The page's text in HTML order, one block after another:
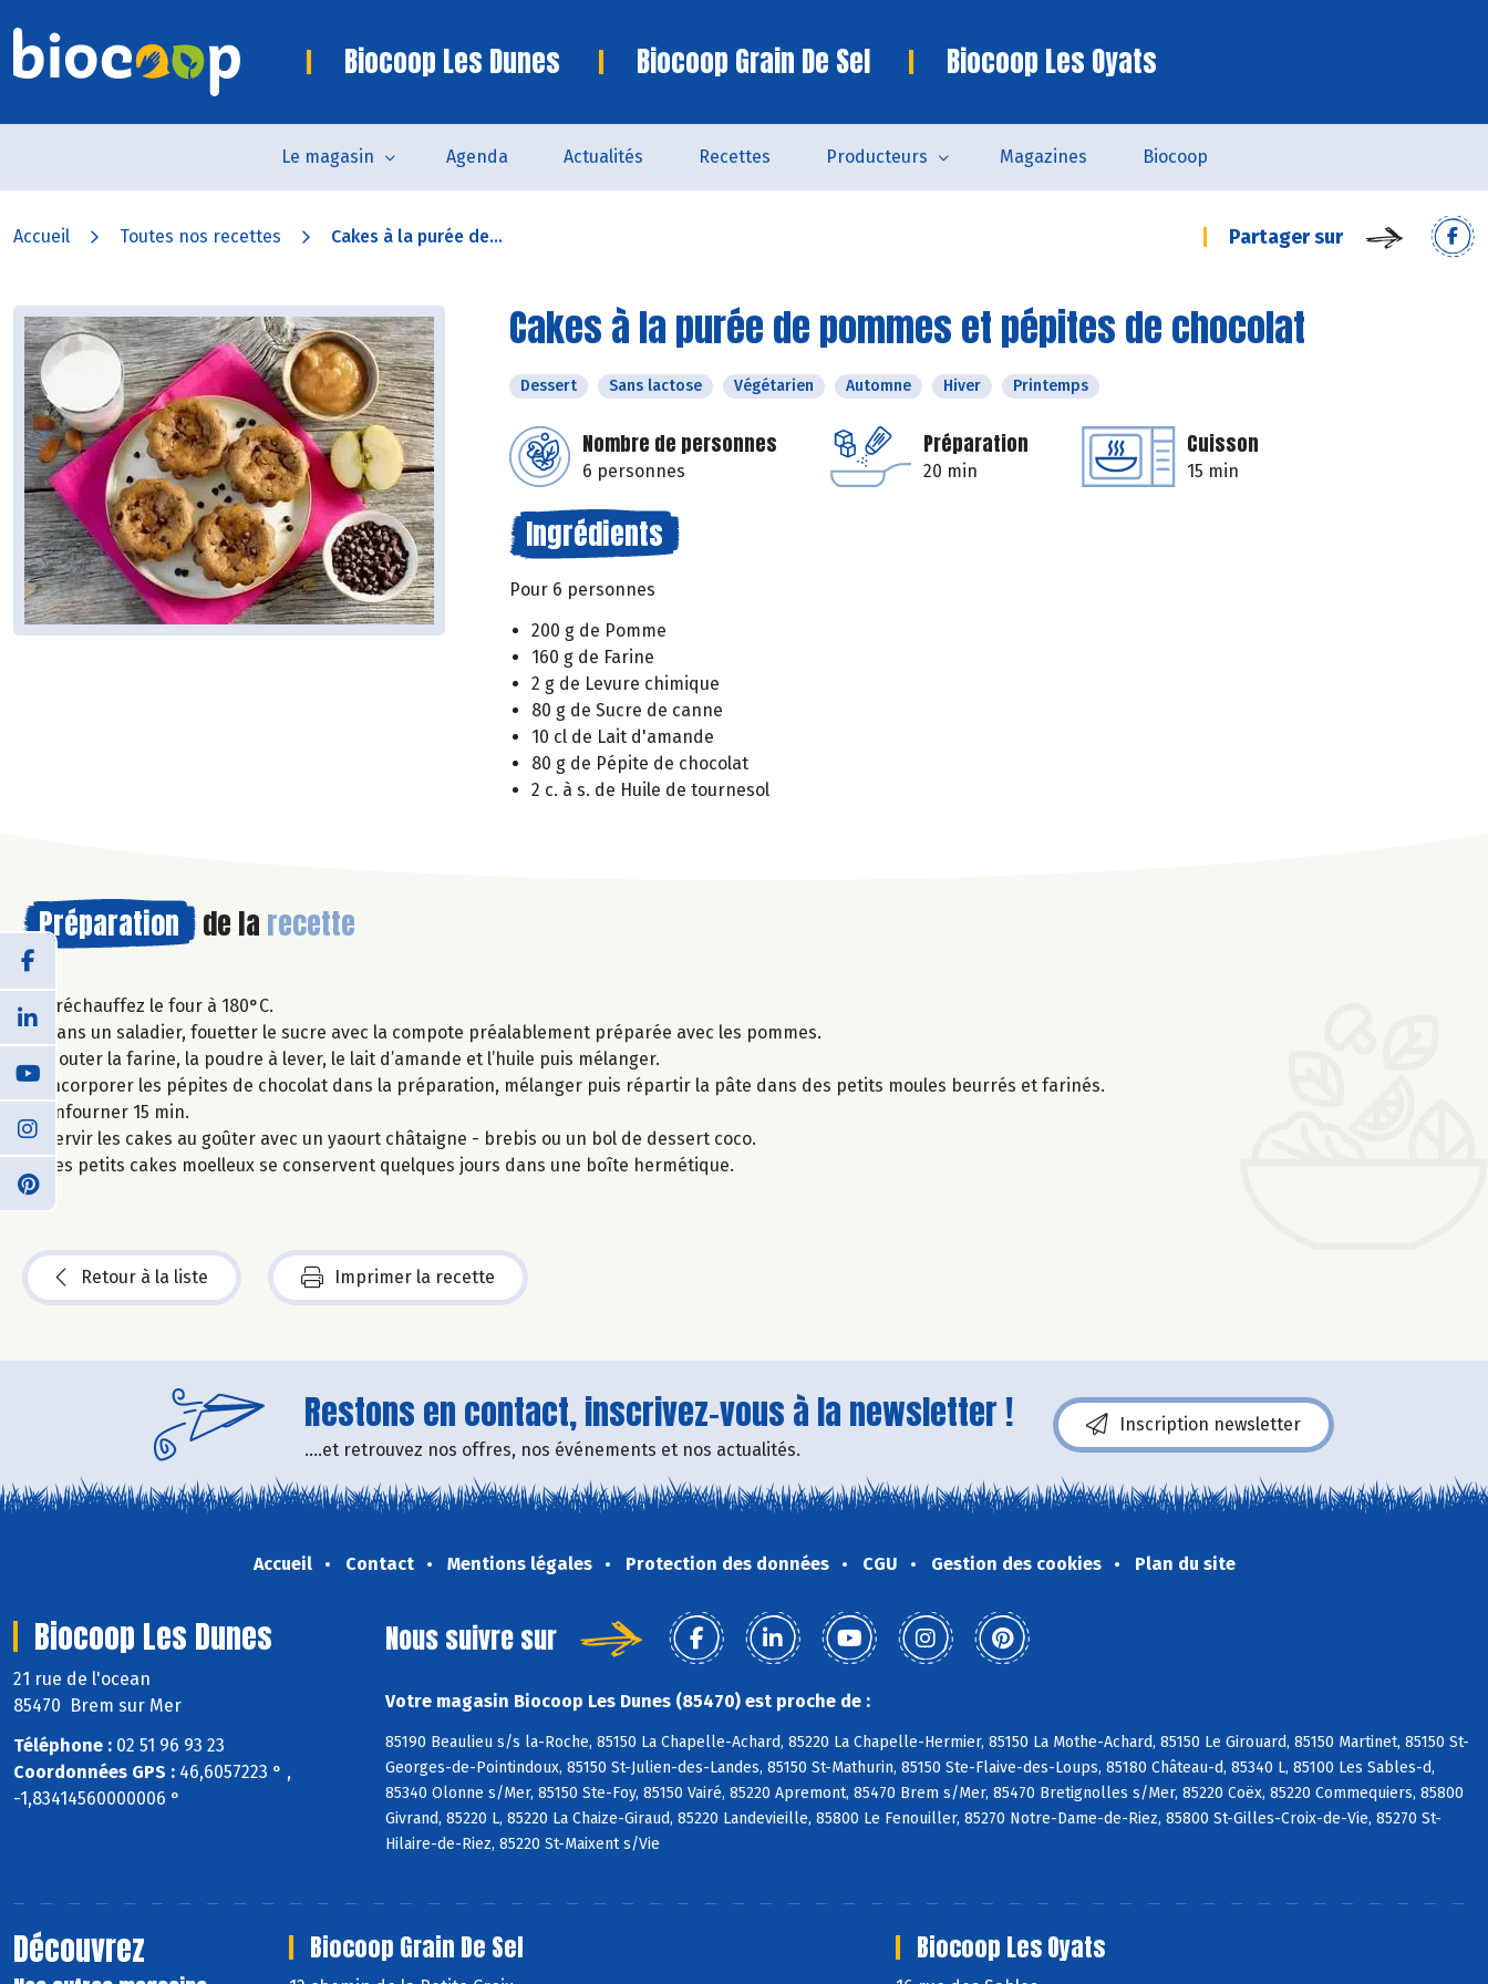
Biocoop Les Dunes Biocoop Grain De Sel Biocoop Les Oyats
Le magasin Agenda Actualités Recettes Producteurs Magazines Biocoop
Accueil Toutes nos recettes Cakes à la purée de... Partager sur
Cakes à la purée de pommes et pépites de chocolat
Dessert Sans lactose Végétarien Automne Hiver Printemps
Nombre de personnes
6 personnes
Préparation
20 min
Cuisson
15 min
Ingrédients
Pour 6 personnes
200 g de Pomme
160 g de Farine
2 g de Levure chimique
80 g de Sucre de canne
10 cl de Lait d'amande
80 g de Pépite de chocolat
2 c. à s. de Huile de tournesol
Préparation de la recette
Préchauffez le four à 180°C.
Dans un saladier, fouetter le sucre avec la compote préalablement préparée avec les pommes.
Ajouter la farine, la poudre à lever, le lait d’amande et l’huile puis mélanger.
Incorporer les pépites de chocolat dans la préparation, mélanger puis répartir la pâte dans des petits moules beurrés et farinés.
Enfourner 15 min.
Servir les cakes au goûter avec un yaourt châtaigne - brebis ou un bol de dessert coco.
Ces petits cakes moelleux se conservent quelques jours dans une boîte hermétique.
Retour à la liste Imprimer la recette
Restons en contact, inscrivez-vous à la newsletter !
....et retrouvez nos offres, nos événements et nos actualités.
Inscription newsletter
Accueil Contact Mentions légales Protection des données CGU Gestion des cookies Plan du site
Biocoop Les Dunes
21 rue de l'ocean
85470 Brem sur Mer
Téléphone : 02 51 96 93 23
Coordonnées GPS : 46,6057223 ° ,
-1,83414560000006 °
Nous suivre sur
Votre magasin Biocoop Les Dunes (85470) est proche de :
85190 Beaulieu s/s la-Roche, 85150 La Chapelle-Achard, 85220 La Chapelle-Hermier, 85150 La Mothe-Achard, 85150 Le Girouard, 85150 Martinet, 85150 St-
Georges-de-Pointindoux, 85150 St-Julien-des-Landes, 85150 St-Mathurin, 85150 Ste-Flaive-des-Loups, 85180 Château-d, 85340 L, 85100 Les Sables-d,
85340 Olonne s/Mer, 85150 Ste-Foy, 85150 Vairé, 85220 Apremont, 85470 Brem s/Mer, 85470 Bretignolles s/Mer, 85220 Coëx, 85220 Commequiers, 85800
Givrand, 85220 L, 85220 La Chaize-Giraud, 85220 Landevieille, 85800 Le Fenouiller, 85270 Notre-Dame-de-Riez, 85800 St-Gilles-Croix-de-Vie, 85270 St-
Hilaire-de-Riez, 85220 St-Maixent s/Vie
Découvrez Biocoop Grain De Sel Biocoop Les Oyats